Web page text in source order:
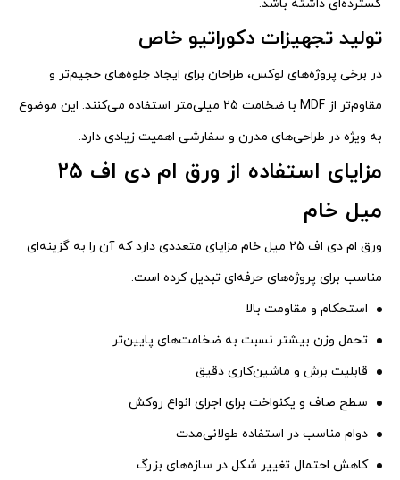
گسترده‌ای داشته باشد.
تولید تجهیزات دکوراتیو خاص
در برخی پروژه‌های لوکس، طراحان برای ایجاد جلوه‌های حجیم‌تر و
مقاوم‌تر از MDF با ضخامت 25 میلی‌متر استفاده می‌کنند. این موضوع
به ویژه در طراحی‌های مدرن و سفارشی اهمیت زیادی دارد.
مزایای استفاده از ورق ام دی اف 25
میل خام
ورق ام دی اف 25 میل خام مزایای متعددی دارد که آن را به گزینه‌ای
مناسب برای پروژه‌های حرفه‌ای تبدیل کرده است.
استحکام و مقاومت بالا
تحمل وزن بیشتر نسبت به ضخامت‌های پایین‌تر
قابلیت برش و ماشین‌کاری دقیق
سطح صاف و یکنواخت برای اجرای انواع روکش
دوام مناسب در استفاده طولانی‌مدت
کاهش احتمال تغییر شکل در سازه‌های بزرگ